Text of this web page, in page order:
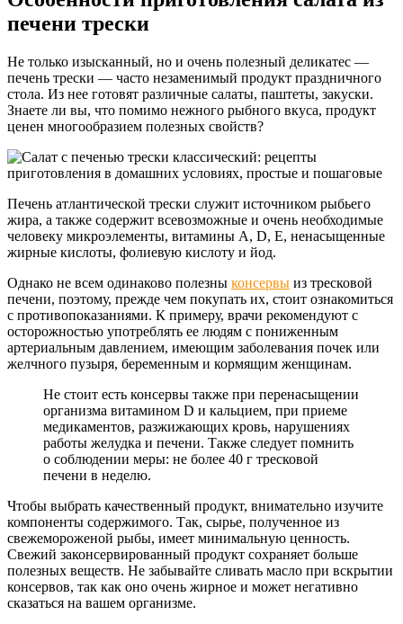
печени трески
Не только изысканный, но и очень полезный деликатес —
печень трески — часто незаменимый продукт праздничного
стола. Из нее готовят различные салаты, паштеты, закуски.
Знаете ли вы, что помимо нежного рыбного вкуса, продукт
ценен многообразием полезных свойств?
Печень атлантической трески служит источником рыбьего
жира, а также содержит всевозможные и очень необходимые
человеку микроэлементы, витамины А, D, E, ненасыщенные
жирные кислоты, фолиевую кислоту и йод.
Однако не всем одинаково полезны консервы из тресковой
печени, поэтому, прежде чем покупать их, стоит ознакомиться
с противопоказаниями. К примеру, врачи рекомендуют с
осторожностью употреблять ее людям с пониженным
артериальным давлением, имеющим заболевания почек или
желчного пузыря, беременным и кормящим женщинам.
Не стоит есть консервы также при перенасыщении
организма витамином D и кальцием, при приеме
медикаментов, разжижающих кровь, нарушениях
работы желудка и печени. Также следует помнить
о соблюдении меры: не более 40 г тресковой
печени в неделю.
Чтобы выбрать качественный продукт, внимательно изучите
компоненты содержимого. Так, сырье, полученное из
свежемороженой рыбы, имеет минимальную ценность.
Свежий законсервированный продукт сохраняет больше
полезных веществ. Не забывайте сливать масло при вскрытии
консервов, так как оно очень жирное и может негативно
сказаться на вашем организме.